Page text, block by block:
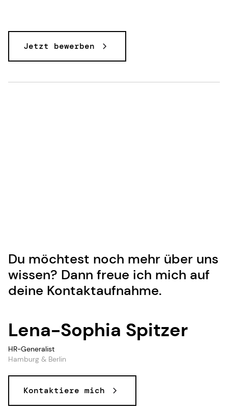
Jetzt bewerben
Du möchtest noch mehr über uns
wissen? Dann freue ich mich auf
deine Kontaktaufnahme.
Lena-Sophia Spitzer
HR-Generalist
Hamburg & Berlin
Kontaktiere mich